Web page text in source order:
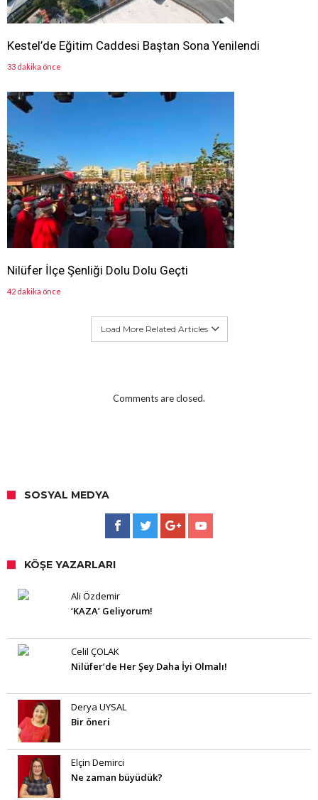
Kestel’de Eğitim Caddesi Baştan Sona Yenilendi
33 dakika önce
Nilüfer İlçe Şenliği Dolu Dolu Geçti
42 dakika önce
Load More Related Articles
Comments are closed.
SOSYAL MEDYA
KÖŞE YAZARLARI
Ali Özdemir
‘KAZA’ Geliyorum!
Celil ÇOLAK
Nilüfer’de Her Şey Daha İyi Olmalı!
Derya UYSAL
Bir öneri
Elçin Demirci
Ne zaman büyüdük?